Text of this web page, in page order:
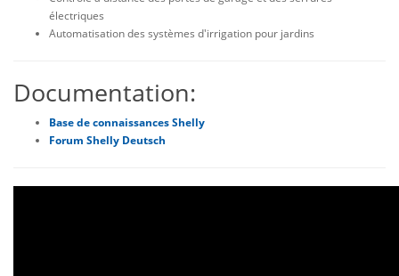
électriques
Automatisation des systèmes d'irrigation pour jardins
Documentation:
Base de connaissances Shelly
Forum Shelly Deutsch